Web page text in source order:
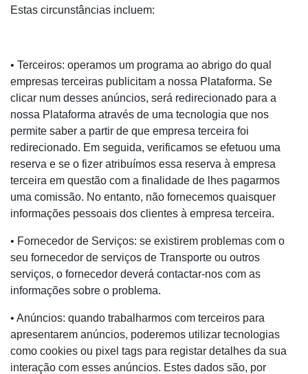
Estas circunstâncias incluem:
• Terceiros: operamos um programa ao abrigo do qual
empresas terceiras publicitam a nossa Plataforma. Se
clicar num desses anúncios, será redirecionado para a
nossa Plataforma através de uma tecnologia que nos
permite saber a partir de que empresa terceira foi
redirecionado. Em seguida, verificamos se efetuou uma
reserva e se o fizer atribuímos essa reserva à empresa
terceira em questão com a finalidade de lhes pagarmos
uma comissão. No entanto, não fornecemos quaisquer
informações pessoais dos clientes à empresa terceira.
• Fornecedor de Serviços: se existirem problemas com o
seu fornecedor de serviços de Transporte ou outros
serviços, o fornecedor deverá contactar-nos com as
informações sobre o problema.
• Anúncios: quando trabalharmos com terceiros para
apresentarem anúncios, poderemos utilizar tecnologias
como cookies ou pixel tags para registar detalhes da sua
interação com esses anúncios. Estes dados são, por